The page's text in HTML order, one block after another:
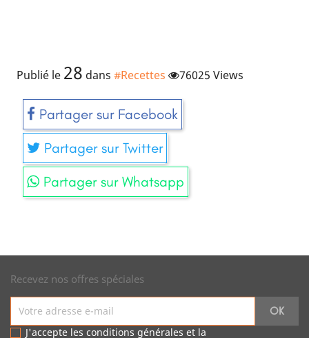
Publié le 28 dans #Recettes 76025 Views
Partager sur Facebook
Partager sur Twitter
Partager sur Whatsapp
Recevez nos offres spéciales
J'accepte les conditions générales et la